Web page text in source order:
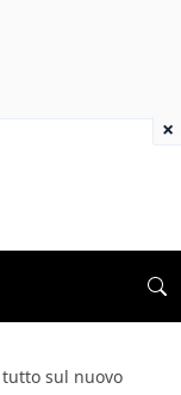
sul nuovo
×